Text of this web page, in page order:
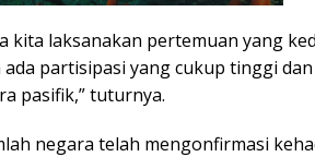
kita laksanakan pertemuan yang
partisipasi yang cukup tinggi
pasifik,” tuturnya.
negara telah mengonfirmasi